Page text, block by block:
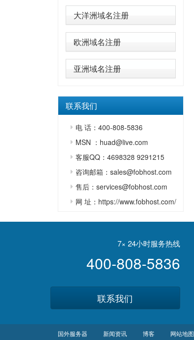
大洋洲域名注册
欧洲域名注册
亚洲域名注册
联系我们
电 话：400-808-5836
MSN ：huad@live.com
客服QQ：4698328 9291215
咨询邮箱：sales@fobhost.com
售后：services@fobhost.com
网 址：https://www.fobhost.com/
7× 24小时服务热线
400-808-5836
联系我们
国外服务器 新闻资讯 博客 网站地图